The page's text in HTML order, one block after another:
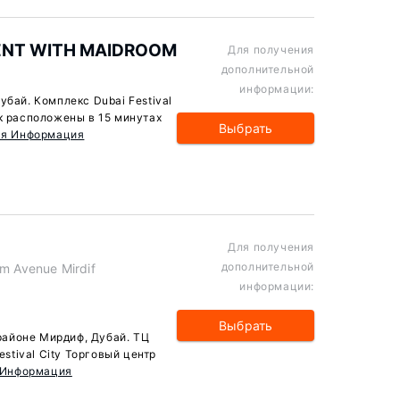
WITH MAIDROOM
Комплекс Dubai Festival
в 15 минутах
Информация
Для получения
дополнительной
информации:
Выбрать
Avenue Mirdif
Мирдиф, Дубай. ТЦ
City Торговый центр
Для получения
дополнительной
информации:
Выбрать